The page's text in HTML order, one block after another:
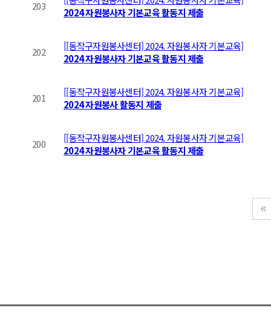
203
2024 자원봉사자 기본교육 활동지 제출
202
[[동작구자원봉사센터] 2024. 자원봉사자 기본교육]
2024 자원봉사자 기본교육 활동지 제출
201
[[동작구자원봉사센터] 2024. 자원봉사자 기본교육]
2024 자원봉사 활동지 제출
200
[[동작구자원봉사센터] 2024. 자원봉사자 기본교육]
2024 자원봉사자 기본교육 활동지 제출